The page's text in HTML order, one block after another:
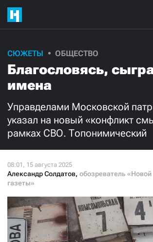
СЮЖЕТЫ ОБЩЕСТВО
Благословясь,
имена
Управделами Московской
указал на новый «конфликт
рамках СВО. Топонимический
Александр Солдатов, обозреватель «Новой
газеты»
Поддержите
нашу
Ежемесячно
3000
Нажимая кнопку «Стать соучастником»,
я принимаю условия и подтверждаю свое
СТАТЬ СОУЧАСТНИКОМ
ПОДЕЛИТЬСЯ С ДРУЗЬЯМИ